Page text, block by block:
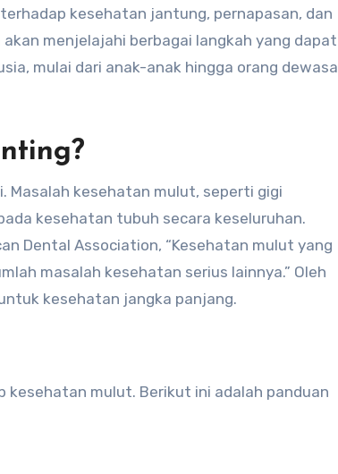
kesehatan jantung, pernapasan, dan
menjelajahi berbagai langkah yang dapat
mulai dari anak-anak hingga orang dewasa
Masalah kesehatan mulut, seperti gigi
kesehatan tubuh secara keseluruhan.
Dental Association, “Kesehatan mulut yang
masalah kesehatan serius lainnya.” Oleh
kesehatan jangka panjang.
mulut. Berikut ini adalah panduan